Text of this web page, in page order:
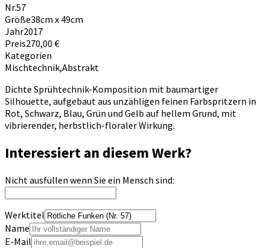
Nr.57
Größe38cm x 49cm
Jahr2017
Preis270,00 €
Kategorien
Mischtechnik,Abstrakt
Dichte Sprühtechnik-Komposition mit baumartiger
Silhouette, aufgebaut aus unzähligen feinen Farbspritzern in
Rot, Schwarz, Blau, Grün und Gelb auf hellem Grund, mit
vibrierender, herbstlich-floraler Wirkung.
Interessiert an diesem Werk?
Nicht ausfüllen wenn Sie ein Mensch sind:
Werktitel
Name
E-Mail